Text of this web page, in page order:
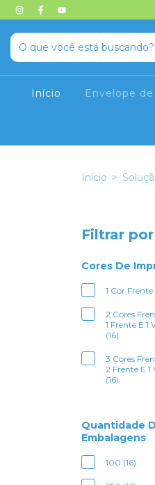
Início Envelope
Início >
Filtrar por
Cores De
1 Cor Frente
2 Cores
1 Frente E 1
(16)
3 Cores
2 Frente E 1
(16)
Quantidade
Embalagens
100 (16)